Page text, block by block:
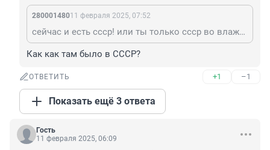
28000148011 февраля 2025, 07:52
сейчас и есть ссср! или ты только ссср во влажных фантазиях видел?
Как как там было в СССР?
ОТВЕТИТЬ +1 –1
Показать ещё 3 ответа
Гость
11 февраля 2025, 06:09